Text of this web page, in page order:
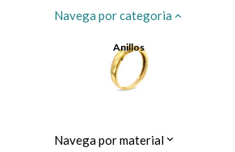
Navega por categoria
Anillos
Navega por material